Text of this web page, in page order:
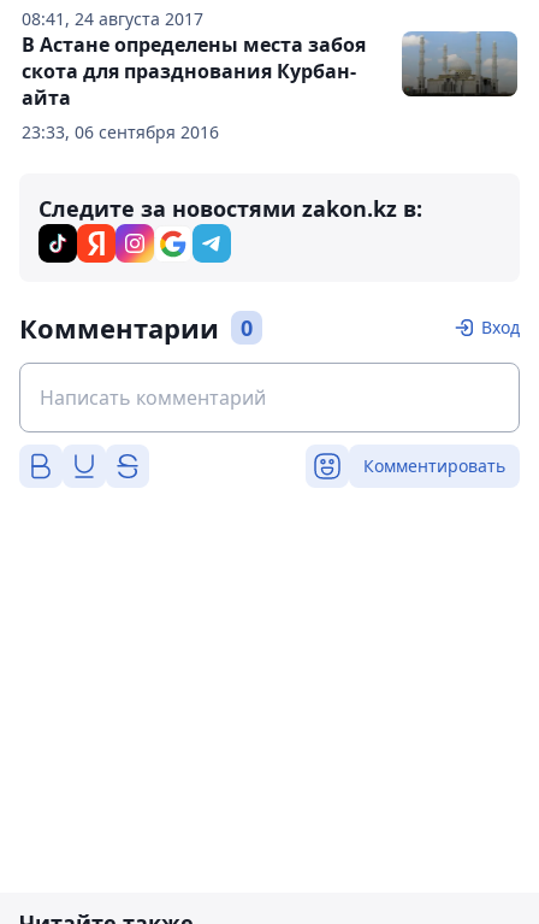
08:41, 24 августа 2017
23:33, 06 сентября 2016
В Астане определены места забоя
скота для празднования Курбан-
айта
Следите за новостями zakon.kz в:
Комментарии 0 Вход
Комментировать